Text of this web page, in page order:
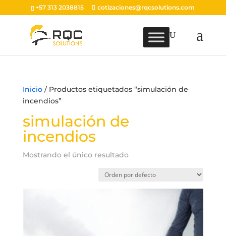
+57 313 2038815 cotizaciones@rqcsolutions.com
Inicio/ Productos etiquetados “simulación de
incendios”
simulación de
incendios
Mostrando el único resultado